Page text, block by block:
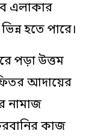
এলাকার
হতে পারে।
পড়া উত্তম
আদায়ের
নামাজ
কাজ